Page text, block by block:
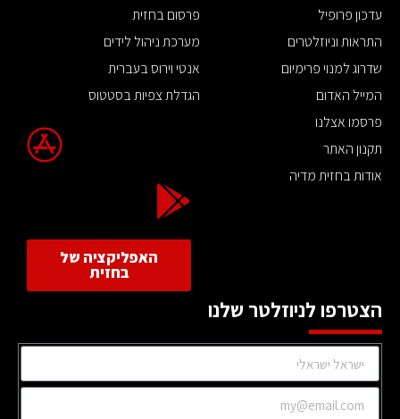
עדכון פרופיל
התראות וניוזלטרים
שדרוג למנוי פרימיום
המייל האדום
פרסמו אצלנו
תקנון האתר
אודות בחזית מדיה
פרסום בחזית
מערכת ניהול לידים
אנטי וירוס בעברית
הגדלת צפיות בסטטוס
האפליקציה של
בחזית
הצטרפו לניוזלטר שלנו